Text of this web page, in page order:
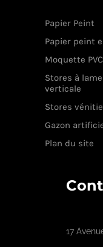
Papier Peint
Papier peint
Moquette PVC
Stores à
verticale
Stores
Gazon
Plan du site
17